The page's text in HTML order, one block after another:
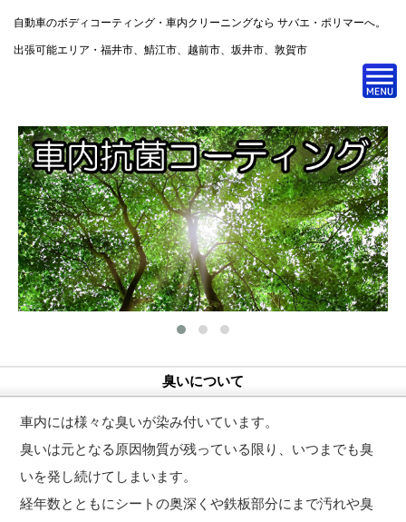
自動車のボディコーティング・車内クリーニングなら サバエ・ポリマーへ。
出張可能エリア・福井市、鯖江市、越前市、坂井市、敦賀市
臭いについて
車内には様々な臭いが染み付いています。
臭いは元となる原因物質が残っている限り、いつまでも臭
いを発し続けてしまいます。
経年数とともにシートの奥深くや鉄板部分にまで汚れや臭